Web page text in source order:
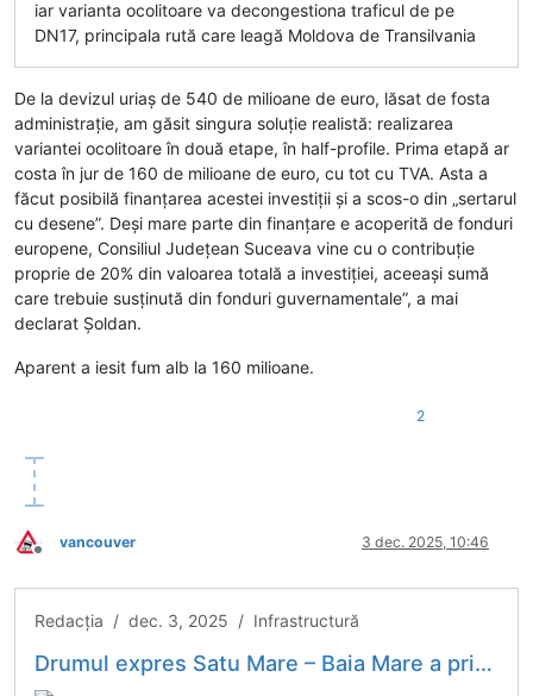
iar varianta ocolitoare va decongestiona traficul de pe
DN17, principala rută care leagă Moldova de Transilvania
De la devizul uriaș de 540 de milioane de euro, lăsat de fosta
administrație, am găsit singura soluție realistă: realizarea
variantei ocolitoare în două etape, în half-profile. Prima etapă ar
costa în jur de 160 de milioane de euro, cu tot cu TVA. Asta a
făcut posibilă finanțarea acestei investiții și a scos-o din „sertarul
cu desene”. Deși mare parte din finanțare e acoperită de fonduri
europene, Consiliul Județean Suceava vine cu o contribuție
proprie de 20% din valoarea totală a investiției, aceeași sumă
care trebuie susținută din fonduri guvernamentale”, a mai
declarat Șoldan.
Aparent a iesit fum alb la 160 milioane.
2
Deconectat
vancouver 3 dec. 2025, 10:46
Redacția / dec. 3, 2025 / Infrastructură
Drumul expres Satu Mare – Baia Mare a primit aviz favorabil pentru studiul de fezabilitate de la un consiliul interministerial din Ministerul Dezvoltării / În februarie, a fost avizat de ANRM, după...